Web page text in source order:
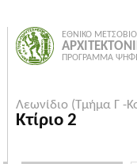
ΕΘΝΙΚΟ
ΠΡΟΓΡΑΜΜΑ
Λεωνίδιο (Τμήμα Γ -
Κτίριο 2